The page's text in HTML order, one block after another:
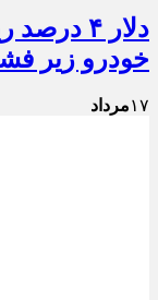
خودرو زیر
۱۷مرداد